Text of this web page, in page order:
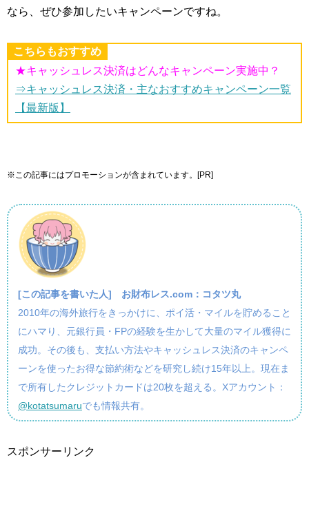
なら、ぜひ参加したいキャンペーンですね。
こちらもおすすめ
★キャッシュレス決済はどんなキャンペーン実施中？
⇒キャッシュレス決済・主なおすすめキャンペーン一覧
【最新版】
※この記事にはプロモーションが含まれています。[PR]
[この記事を書いた人] お財布レス.com：コタツ丸
2010年の海外旅行をきっかけに、ポイ活・マイルを貯めること
にハマり、元銀行員・FPの経験を生かして大量のマイル獲得に
成功。その後も、支払い方法やキャッシュレス決済のキャンペ
ーンを使ったお得な節約術などを研究し続け15年以上。現在ま
で所有したクレジットカードは20枚を超える。Xアカウント：
@kotatsumaruでも情報共有。
スポンサーリンク